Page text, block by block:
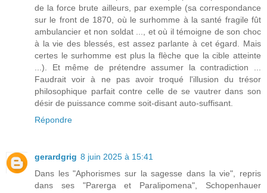
de la force brute ailleurs, par exemple (sa correspondance
sur le front de 1870, où le surhomme à la santé fragile fût
ambulancier et non soldat ..., et où il témoigne de son choc
à la vie des blessés, est assez parlante à cet égard. Mais
certes le surhomme est plus la flèche que la cible atteinte
...). Et même de prétendre assumer la contradiction ...
Faudrait voir à ne pas avoir troqué l'illusion du trésor
philosophique parfait contre celle de se vautrer dans son
désir de puissance comme soit-disant auto-suffisant.
Répondre
gerardgrig 8 juin 2025 à 15:41
Dans les "Aphorismes sur la sagesse dans la vie", repris
dans ses "Parerga et Paralipomena", Schopenhauer